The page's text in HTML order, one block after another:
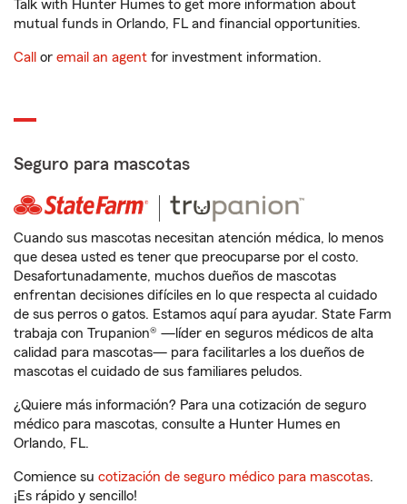
Talk with Hunter Humes to get more information about
mutual funds in Orlando, FL and financial opportunities.
Call or email an agent for investment information.
Seguro para mascotas
Cuando sus mascotas necesitan atención médica, lo menos
que desea usted es tener que preocuparse por el costo.
Desafortunadamente, muchos dueños de mascotas
enfrentan decisiones difíciles en lo que respecta al cuidado
de sus perros o gatos. Estamos aquí para ayudar. State Farm
trabaja con Trupanion® —líder en seguros médicos de alta
calidad para mascotas— para facilitarles a los dueños de
mascotas el cuidado de sus familiares peludos.
¿Quiere más información? Para una cotización de seguro
médico para mascotas, consulte a Hunter Humes en
Orlando, FL.
Comience su cotización de seguro médico para mascotas.
¡Es rápido y sencillo!